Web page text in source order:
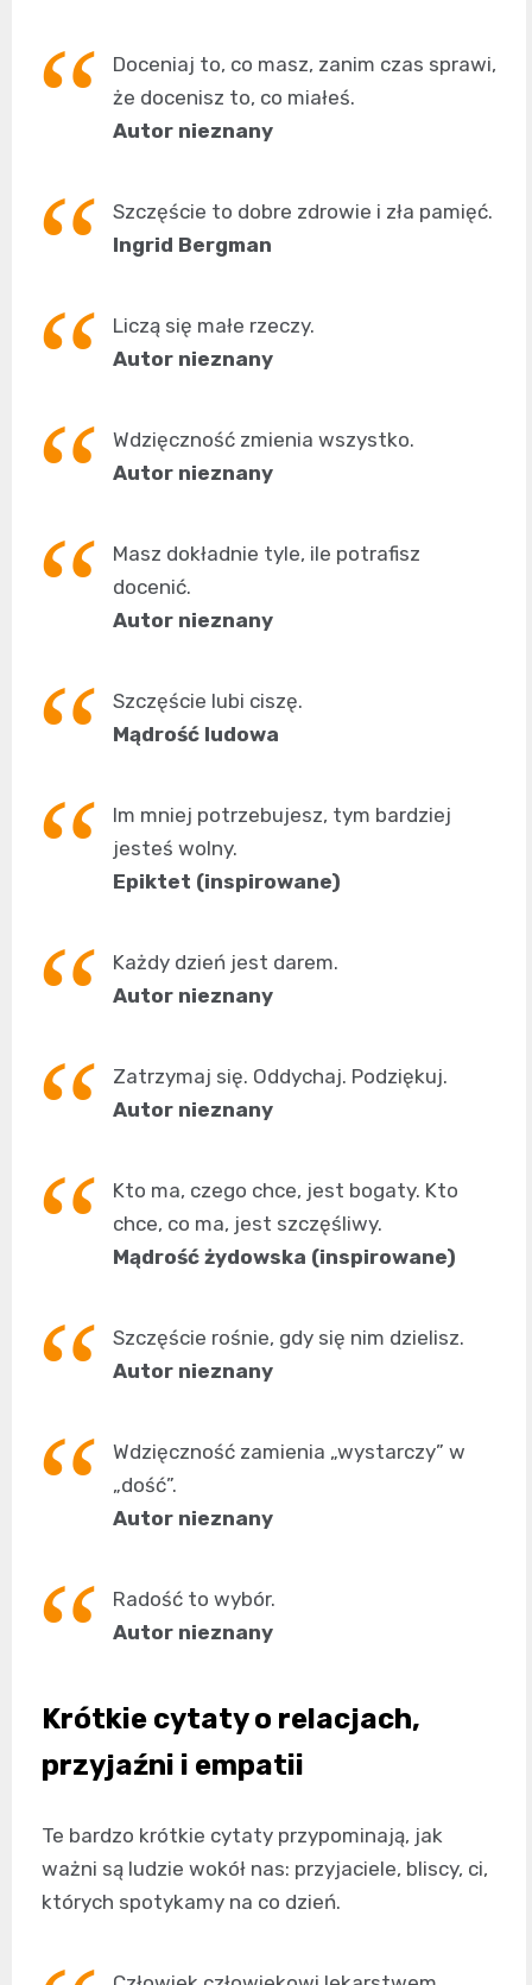
Doceniaj to, co masz, zanim czas sprawi,
że docenisz to, co miałeś.
Autor nieznany
Szczęście to dobre zdrowie i zła pamięć.
Ingrid Bergman
Liczą się małe rzeczy.
Autor nieznany
Wdzięczność zmienia wszystko.
Autor nieznany
Masz dokładnie tyle, ile potrafisz
docenić.
Autor nieznany
Szczęście lubi ciszę.
Mądrość ludowa
Im mniej potrzebujesz, tym bardziej
jesteś wolny.
Epiktet (inspirowane)
Każdy dzień jest darem.
Autor nieznany
Zatrzymaj się. Oddychaj. Podziękuj.
Autor nieznany
Kto ma, czego chce, jest bogaty. Kto
chce, co ma, jest szczęśliwy.
Mądrość żydowska (inspirowane)
Szczęście rośnie, gdy się nim dzielisz.
Autor nieznany
Wdzięczność zamienia „wystarczy” w
„dość”.
Autor nieznany
Radość to wybór.
Autor nieznany
Krótkie cytaty o relacjach,
przyjaźni i empatii
Te bardzo krótkie cytaty przypominają, jak
ważni są ludzie wokół nas: przyjaciele, bliscy, ci,
których spotykamy na co dzień.